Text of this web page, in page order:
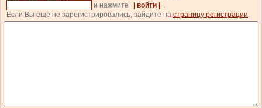
и нажмите
| войти |
.
Если Вы еще не зарегистрировались, зайдите на страницу регистрации.